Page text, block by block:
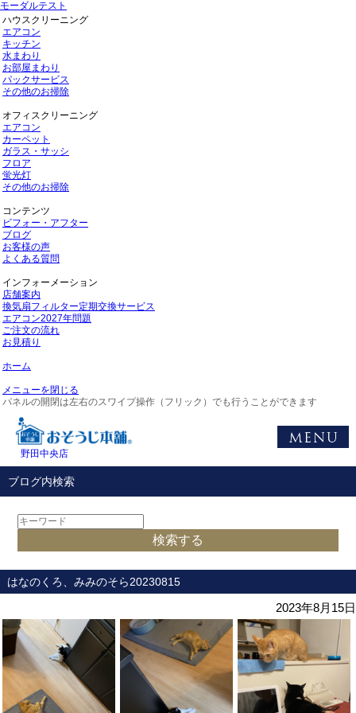
モーダルテスト
ハウスクリーニング
エアコン
キッチン
水まわり
お部屋まわり
パックサービス
その他のお掃除
オフィスクリーニング
エアコン
カーペット
ガラス・サッシ
フロア
蛍光灯
その他のお掃除
コンテンツ
ビフォー・アフター
ブログ
お客様の声
よくある質問
インフォーメーション
店舗案内
換気扇フィルター定期交換サービス
エアコン2027年問題
ご注文の流れ
お見積り
ホーム
メニューを閉じる
パネルの開閉は左右のスワイプ操作（フリック）でも行うことができます
野田中央店
ブログ内検索
はなのくろ、みみのそら20230815
2023年8月15日